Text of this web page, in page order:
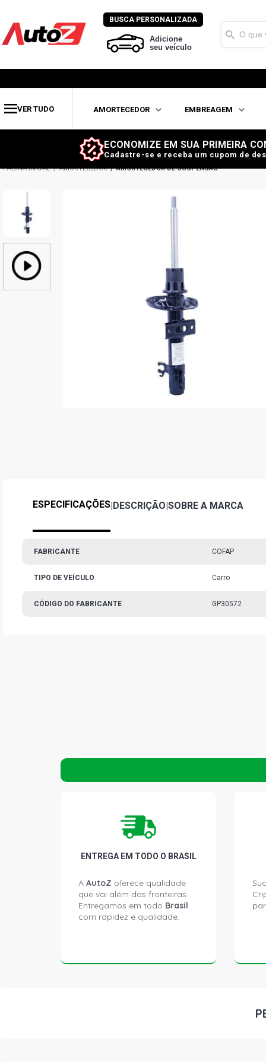
BUSCA PERSONALIZADA
Adicione
seu veículo
VER TUDO AMORTECEDOR EMBREAGEM
ECONOMIZE EM SUA PRIMEIRA
Cadastre-se e receba um cupom de
AMORTECEDOR AMORTECEDOR DE SUSPENSÃO
ESPECIFICAÇÕES|DESCRIÇÃO|SOBRE A MARCA
FABRICANTE COFAP
TIPO DE VEÍCULO Carro
CÓDIGO DO FABRICANTE GP30572
ENTREGA EM TODO O BRASIL
A AutoZ oferece qualidade
que vai além das fronteiras.
Entregamos em todo Brasil
com rapidez e qualidade.